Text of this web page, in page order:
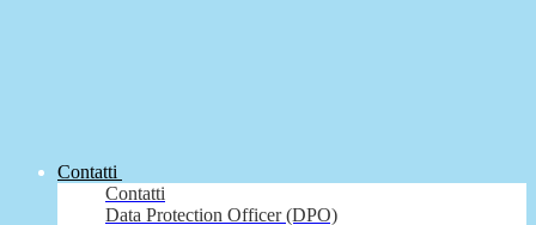
Contatti
Contatti
Data Protection Officer (DPO)